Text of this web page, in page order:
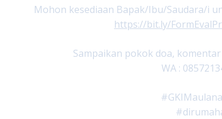
Mohon kesediaan Bapak/Ibu/Saudara/i
https://bit.ly/
Sampaikan pokok doa,
WA :